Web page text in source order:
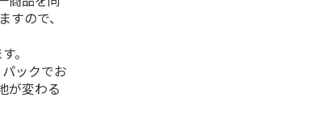
ので、
。
ックでお
が変わる